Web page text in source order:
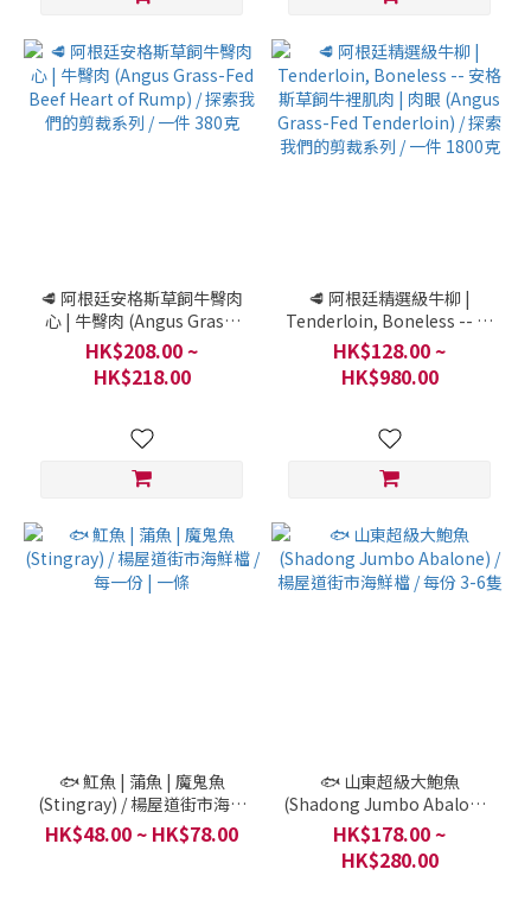
🥩 阿根廷安格斯草飼牛臀肉
心 | 牛臀肉 (Angus Grass-
Fed Beef Heart of Rump) /
探索我們的剪裁系列 / 一件
380克
HK$208.00 ~
HK$218.00
🥩 阿根廷精選級牛柳 |
Tenderloin, Boneless -- 安
格斯草飼牛裡肌肉 | 肉眼
(Angus Grass-Fed
Tenderloin) / 探索我們的剪
HK$128.00 ~
HK$980.00
🐟 魟魚 | 蒲魚 | 魔鬼魚
(Stingray) / 楊屋道街市海鮮
檔 / 每一份 | 一條
HK$48.00 ~ HK$78.00
🐟 山東超級大鮑魚
(Shadong Jumbo Abalone)
/ 楊屋道街市海鮮檔 / 每份 3-
6隻
HK$178.00 ~
HK$280.00